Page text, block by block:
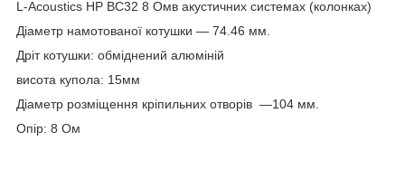
L-Acoustics HP BC32 8 Омв акустичних системах (колонках)
Діаметр намотованої котушки — 74.46 мм.
Дріт котушки: обміднений алюміній
висота купола: 15мм
Діаметр розміщення кріпильних отворів ―104 мм.
Опір: 8 Ом